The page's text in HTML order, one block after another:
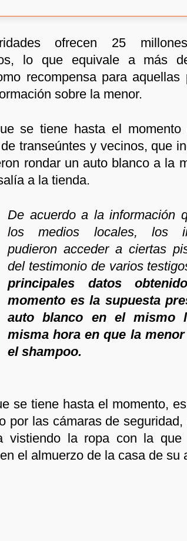
ofrecen 25
lo que equivale a más
recompensa para aquellas
sobre la menor.
se tiene hasta el momento
transeúntes y vecinos, que
rondar un auto blanco a la
a la tienda.
De acuerdo a la información
los medios locales, los
pudieron acceder a ciertas
del testimonio de varios
principales datos
momento es la supuesta
auto blanco en el mismo
misma hora en que la
el shampoo.
se tiene hasta el momento,
por las cámaras de
vistiendo la ropa con la que
el almuerzo de la casa de su